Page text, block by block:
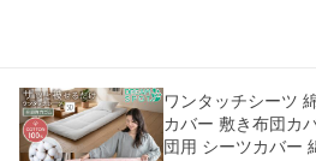
ワンタッチシーツ
カバー 敷き布団カ
団用 シーツカバー